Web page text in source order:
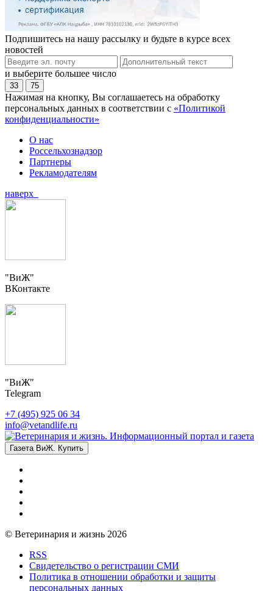
Подпишитесь на нашу рассылку и будьте в курсе всех
новостей
и выберите большее число
33 75
Нажимая на кнопку, Вы соглашаетесь на обработку
персональных данных в соответствии с «Политикой
конфиденциальности»
О нас
Россельхознадзор
Партнеры
Рекламодателям
наверх
"ВиЖ"
ВКонтакте
"ВиЖ"
Telegram
+7 (495) 925 06 34
info@vetandlife.ru
Газета ВиЖ. Купить
© Ветеринария и жизнь 2026
RSS
Свидетельство о регистрации СМИ
Политика в отношении обработки и защиты
персональных данных